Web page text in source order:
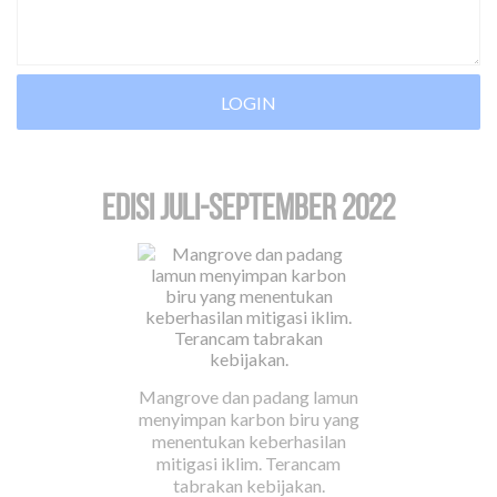
LOGIN
EDISI Juli-September 2022
Mangrove dan padang lamun
menyimpan karbon biru yang
menentukan keberhasilan
mitigasi iklim. Terancam
tabrakan kebijakan.